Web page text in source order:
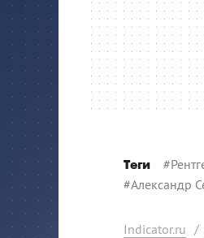
Теги #
#Александр
Indicator.ru /